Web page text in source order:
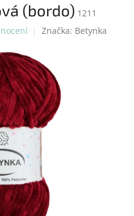
(bordo) 1211
Značka: Betynka